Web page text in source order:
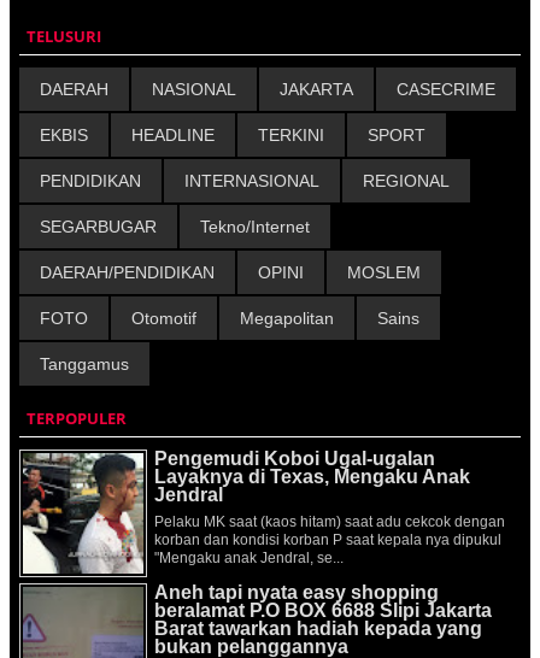
TELUSURI
DAERAH NASIONAL JAKARTA CASECRIME
EKBIS HEADLINE TERKINI SPORT
PENDIDIKAN INTERNASIONAL REGIONAL
SEGARBUGAR Tekno/Internet
DAERAH/PENDIDIKAN OPINI MOSLEM
FOTO Otomotif Megapolitan Sains
Tanggamus
TERPOPULER
Pengemudi Koboi Ugal-ugalan
Layaknya di Texas, Mengaku Anak
Jendral
Pelaku MK saat (kaos hitam) saat adu cekcok dengan
korban dan kondisi korban P saat kepala nya dipukul
"Mengaku anak Jendral, se...
Aneh tapi nyata easy shopping
beralamat P.O BOX 6688 Slipi Jakarta
Barat tawarkan hadiah kepada yang
bukan pelanggannya